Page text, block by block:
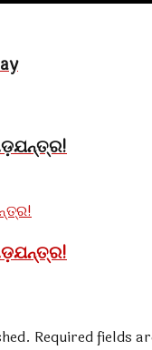
Required fields